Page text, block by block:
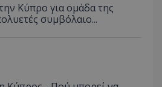
Κύπρο για ομάδα της
συμβόλαιο...